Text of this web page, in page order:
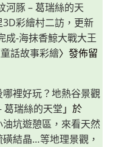
河豚 – 葛瑞絲的天
3D彩繪村二訪，更新
成-海抹香鯨大戰大王
話故事彩繪〉發佈留
哪裡好玩？地熱谷景觀
葛瑞絲的天堂 」於
油坑遊憩區，來看天然
結晶…等地理景觀，